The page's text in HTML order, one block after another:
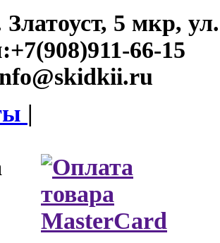
Златоуст, 5 мкр,
+7(908)911-66-15
|